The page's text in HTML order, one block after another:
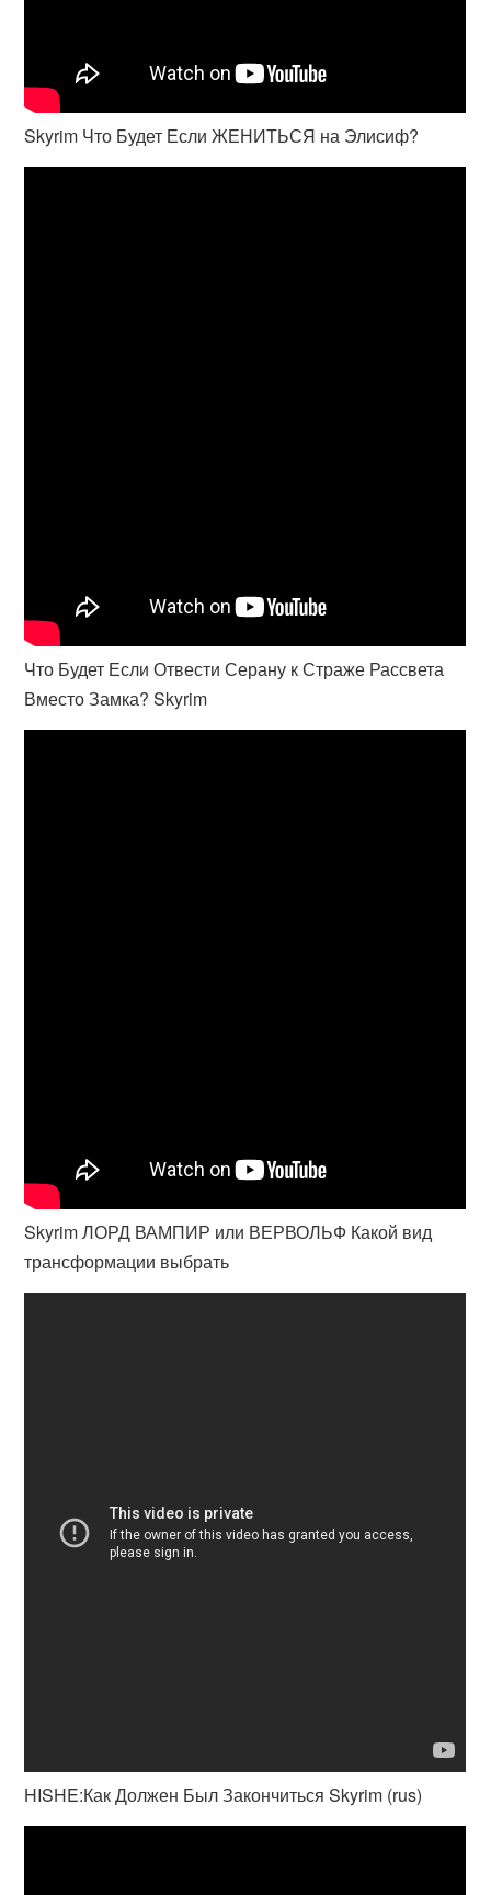
Skyrim Что Будет Если ЖЕНИТЬСЯ на Элисиф?
Что Будет Если Отвести Серану к Страже Рассвета
Вместо Замка? Skyrim
Skyrim ЛОРД ВАМПИР или ВЕРВОЛЬФ Какой вид
трансформации выбрать
HISHE:Как Должен Был Закончиться Skyrim (rus)